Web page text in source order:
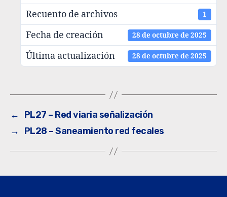
Recuento de archivos 1
Fecha de creación 28 de octubre de 2025
Última actualización 28 de octubre de 2025
←
PL27 – Red viaria señalización
→
PL28 – Saneamiento red fecales